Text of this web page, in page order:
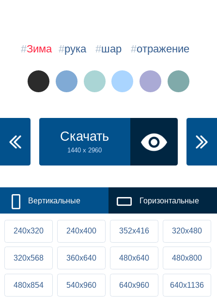
#Зима #рука #шар #отражение
Скачать
1440 x 2960
Вертикальные Горизонтальные
240x320 240x400 352x416 320x480
320x568 360x640 480x640 480x800
480x854 540x960 640x960 640x1136